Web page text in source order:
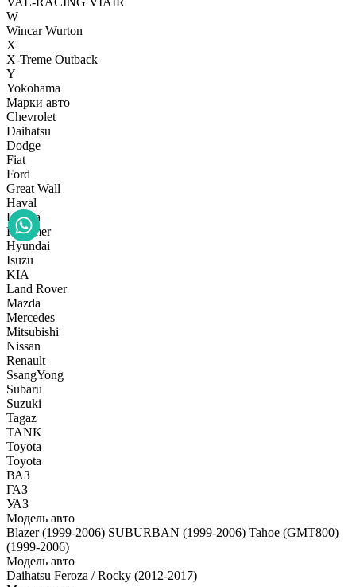
W
Wincar Wurton
X
X-Treme Outback
Y
Yokohama
Марки авто
Chevrolet
Daihatsu
Dodge
Fiat
Ford
Great Wall
Haval
Honda
Hummer
Hyundai
Isuzu
KIA
Land Rover
Mazda
Mercedes
Mitsubishi
Nissan
Renault
SsangYong
Subaru
Suzuki
Tagaz
TANK
Toyota
Toyota
ВАЗ
ГАЗ
УАЗ
Модель авто
Blazer (1999-2006) SUBURBAN (1999-2006) Tahoe (GMT800)
(1999-2006)
Модель авто
Daihatsu Feroza / Rocky (2012-2017)